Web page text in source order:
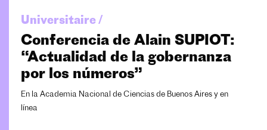
Universitaire /
Conferencia de Alain SUPIOT:
“Actualidad de la gobernanza
por los números”
En la Academia Nacional de Ciencias de Buenos Aires y en
línea